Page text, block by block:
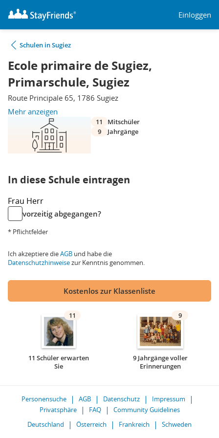
Einloggen
Schulen in Sugiez
Ecole primaire de Sugiez,
Primarschule, Sugiez
Route Principale 65, 1786 Sugiez
Mehr anzeigen
11
Mitschüler
9
Jahrgänge
In diese Schule eintragen
Frau Herr
vorzeitig abgegangen?
* Pflichtfelder
Ich akzeptiere dieAGB und habe die
Datenschutzhinweisezur Kenntnis genommen.
Kostenlos zur Klassenliste
11
11 Schüler erwarten
Sie
9
9 Jahrgänge voller
Erinnerungen
Personensuche AGB Datenschutz
Impressum
Privatsphäre
FAQ
Community Guidelines
Deutschland
Österreich Frankreich Schweden